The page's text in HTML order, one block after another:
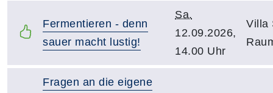
Fermentieren - denn
sauer macht lustig!
Sa.
12.09.2026,
14.00 Uhr
Villa
Fragen an die eigene